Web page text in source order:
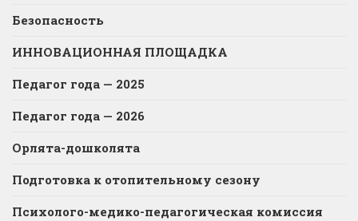
Безопасность
ИННОВАЦИОННАЯ ПЛОЩАДКА
Педагог года — 2025
Педагог года — 2026
Орлята-дошколята
Подготовка к отопительному сезону
Психолого-медико-педагогическая комиссия